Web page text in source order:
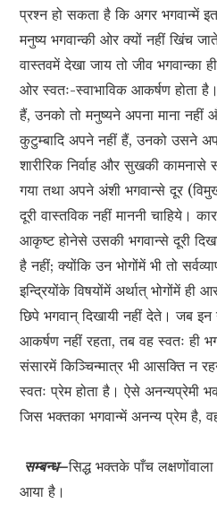
प्रश्न हो सकता है कि अगर भगवान्में
मनुष्य भगवान्की ओर क्यों नहीं खिंच
वास्तवमें देखा जाय तो जीव भगवान्का
ओर स्वतः-स्वाभाविक आकर्षण होता
हैं, उनको तो मनुष्यने अपना माना नहीं
कुटुम्बादि अपने नहीं हैं, उनको उसने
शारीरिक निर्वाह और सुखकी
गया तथा अपने अंशी भगवान्से दूर
दूरी वास्तविक नहीं माननी चाहिये।
आकृष्ट होनेसे उसकी भगवान्से दूरी
है नहीं; क्योंकि उन भोगोंमें भी तो
इन्द्रियोंके विषयोंमें अर्थात् भोगोंमें
छिपे भगवान् दिखायी नहीं देते। जब
आकर्षण नहीं रहता, तब वह स्वतः ही
संसारमें किञ्चिन्मात्र भी आसक्ति न
स्वतः प्रेम होता है। ऐसे अनन्यप्रेमी
जिस भक्तका भगवान्में अनन्य प्रेम है,
सम्बन्ध–सिद्ध भक्तके पाँच
आया है।